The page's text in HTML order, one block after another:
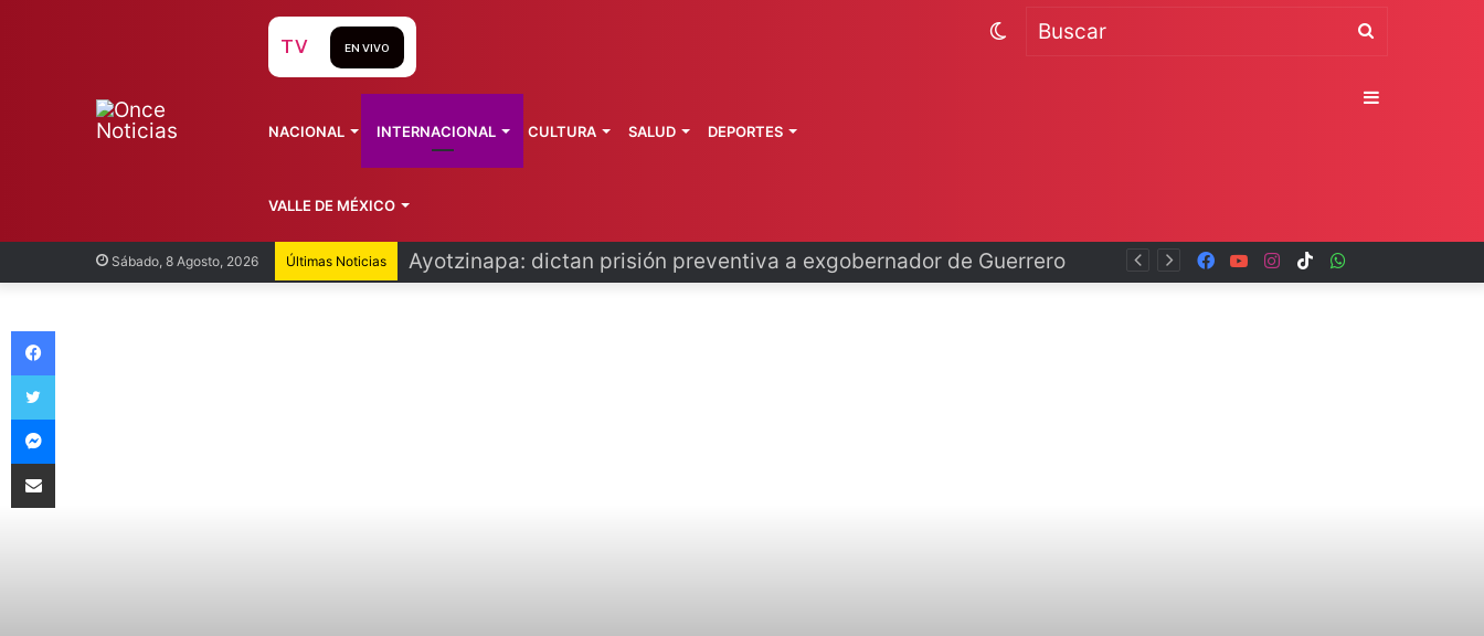
Sábado, 8 Agosto, 2026 Últimas Noticias Infantino se disculpa tras polémico plan de FIFA TikTok
Instagram
YouTube
Facebook
TV EN VIVO
NACIONAL INTERNACIONAL CULTURA SALUD DEPORTES
VALLE DE MÉXICO
Switch